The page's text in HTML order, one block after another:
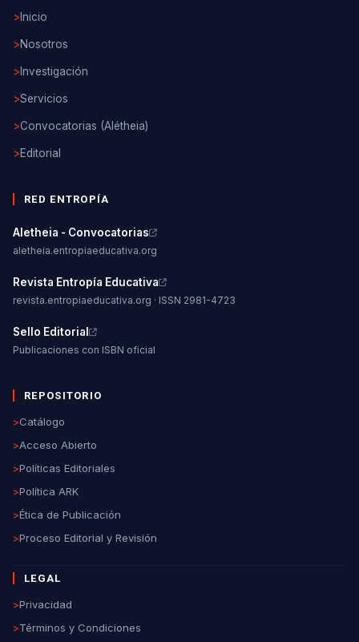
> Inicio
>Nosotros
> Investigación
>Servicios
>Convocatorias (Alétheia)
>Editorial
RED ENTROPÍA
Aletheia - Convocatorias
aletheia.entropiaeducativa.org
Revista Entropía Educativa
revista.entropiaeducativa.org · ISSN 2981-4723
Sello Editorial
Publicaciones con ISBN oficial
REPOSITORIO
>Catálogo
>Acceso Abierto
>Políticas Editoriales
>Política ARK
>Ética de Publicación
>Proceso Editorial y Revisión
LEGAL
>Privacidad
>Términos y Condiciones